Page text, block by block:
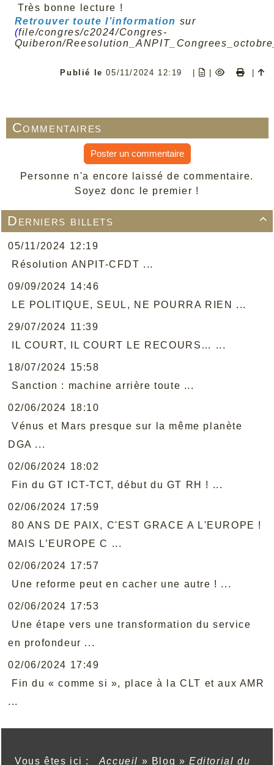

Derniers billets
05/11/2024 12:19
Résolution ANPIT-CFDT ...
09/09/2024 14:46
LE POLITIQUE, SEUL, NE POURRA RIEN ...
29/07/2024 11:39
IL COURT, IL COURT LE RECOURS… ...
18/07/2024 15:58
Sanction : machine arrière toute ...
02/06/2024 18:10
Vénus et Mars presque sur la même planète
DGA ...
02/06/2024 18:02
Fin du GT ICT-TCT, début du GT RH ! ...
02/06/2024 17:59
80 ANS DE PAIX, C'EST GRACE A L'EUROPE !
MAIS L’EUROPE C ...
02/06/2024 17:57
Une reforme peut en cacher une autre ! ...
02/06/2024 17:53
Une étape vers une transformation du service
en profondeur ...
02/06/2024 17:49
Fin du « comme si », place à la CLT et aux AMR
...
Très bonne lecture !
Retrouver toute l’information sur
(file/congres/c2024/Congres-
Quiberon/
Publié le05/11/2024 12:19 | | |
Commentaires
Poster un commentaire
Personne n'a encore laissé de commentaire.
Soyez donc le premier !
Vous êtes ici : Accueil » Blog »Editorial du